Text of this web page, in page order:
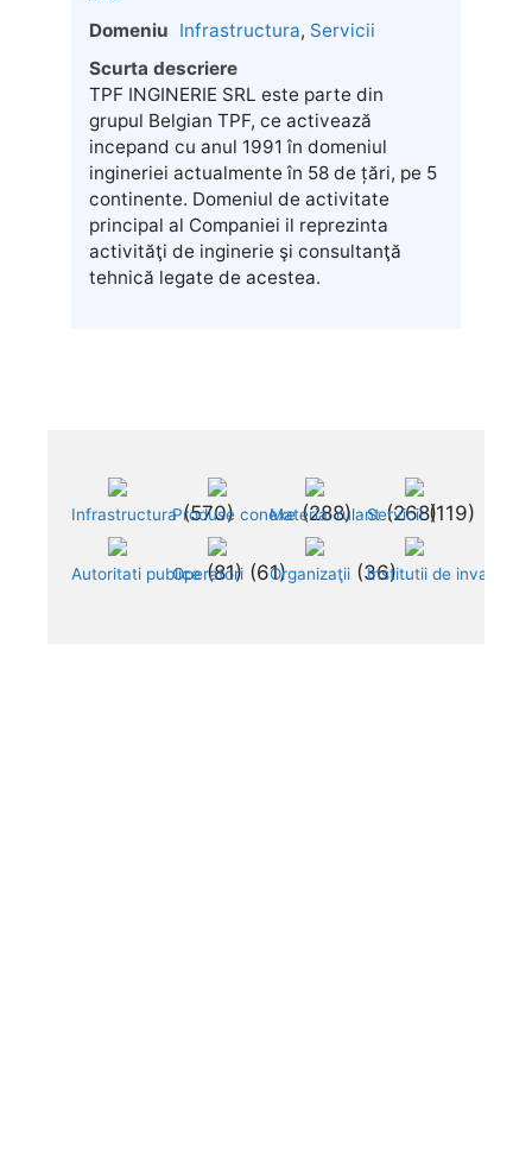
Domeniu Infrastructura, Servicii
Scurta descriere
TPF INGINERIE SRL este parte din
grupul Belgian TPF, ce activează
incepand cu anul 1991 în domeniul
ingineriei actualmente în 58 de țări, pe 5
continente. Domeniul de activitate
principal al Companiei il reprezinta
activităţi de inginerie şi consultanţă
tehnică legate de acestea.
Infrastructura (570)
Produse conexe (288)
Material rulant (268)
Servicii
Autoritati publice (81)
Operatori (61)
Organizaţii (36)
Institutii de